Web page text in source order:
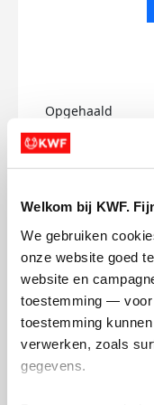
Welkom bij KWF.
We gebruiken
onze website goed
website en
toestemming — voor
toestemming
verwerken, zoals
gegevens.
Opgehaald
€0